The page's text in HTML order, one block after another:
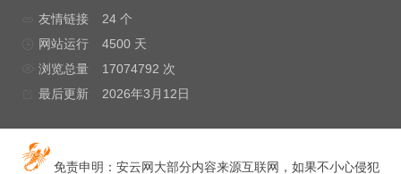
友情链接
24 个
网站运行
4500 天
浏览总量
17074792 次
最后更新
2026年3月12日
免责申明：安云网大部分内容来源互联网，如果不小心侵犯